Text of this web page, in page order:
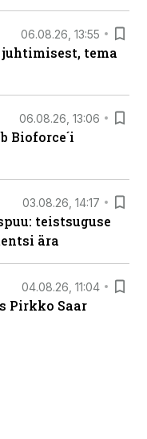
06.08.26, 13:55
tema
06.08.26, 13:06
Bioforce´i
03.08.26, 14:17
teistsuguse
ära
04.08.26, 11:04
Pirkko Saar